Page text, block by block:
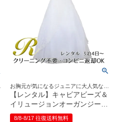
お胸元が気になるジュニアに大人気なオ
ーガンジーロングドレス
【レンタル】キャビアビーズ＆
イリュージョンオーガンジーロ
ングドレス(HC1215)ホワイト
8/8-8/17 往復送料無料